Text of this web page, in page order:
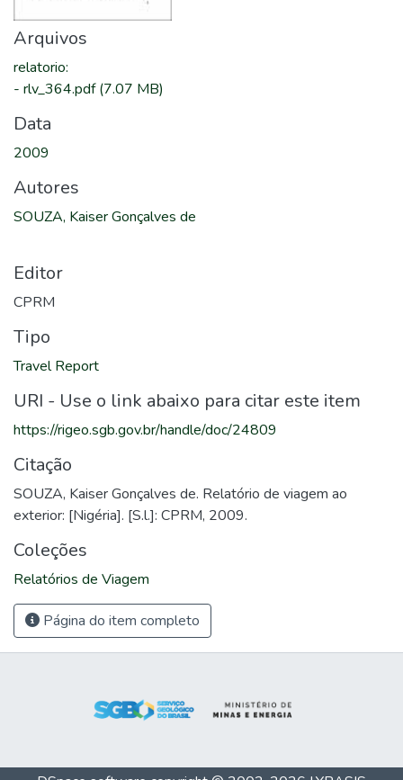
Arquivos
relatorio:
- rlv_364.pdf(7.07 MB)
Data
2009
Autores
SOUZA, Kaiser Gonçalves de
Editor
CPRM
Tipo
Travel Report
URI - Use o link abaixo para citar este item
https://rigeo.sgb.gov.br/handle/doc/24809
Citação
SOUZA, Kaiser Gonçalves de. Relatório de viagem ao
exterior: [Nigéria]. [S.l.]: CPRM, 2009.
Coleções
Relatórios de Viagem
Página do item completo